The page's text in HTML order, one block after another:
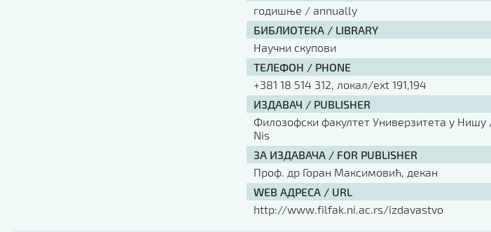
годишње / annually
БИБЛИОТЕКА / LIBRARY
Научни скупови
ТЕЛЕФОН / PHONE
+381 18 514 312, локал/ext 191,194
ИЗДАВАЧ / PUBLISHER
Филозофски факултет Универзитета у
Nis
ЗА ИЗДАВАЧА / FOR PUBLISHER
Проф. др Горан Максимовић, декан
WEB АДРЕСА / URL
http://www.filfak.ni.ac.rs/izdavastvo